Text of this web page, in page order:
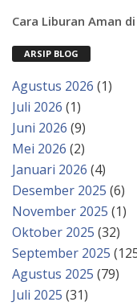
Cara Liburan Aman
ARSIP BLOG
Agustus 2026 (1)
Juli 2026 (1)
Juni 2026 (9)
Mei 2026 (2)
Januari 2026 (4)
Desember 2025 (6)
November 2025 (1)
Oktober 2025 (32)
September 2025
Agustus 2025 (79)
Juli 2025 (31)